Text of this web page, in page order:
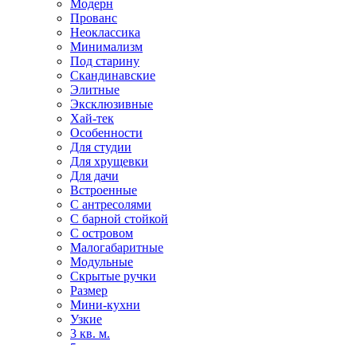
Модерн
Прованс
Неоклассика
Минимализм
Под старину
Скандинавские
Элитные
Эксклюзивные
Хай-тек
Особенности
Для студии
Для хрущевки
Для дачи
Встроенные
С антресолями
С барной стойкой
С островом
Малогабаритные
Модульные
Скрытые ручки
Размер
Мини-кухни
Узкие
3 кв. м.